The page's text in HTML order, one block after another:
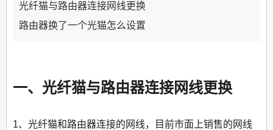
光纤猫与路由器连接网线更换
路由器换了一个光猫怎么设置
一、光纤猫与路由器连接网线更换
1、光纤猫和路由器连接的网线，目前市面上销售的网线